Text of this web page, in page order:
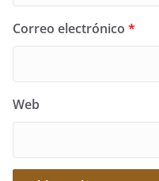
Correo electrónico *
Web